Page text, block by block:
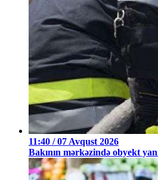
11:40 / 07 Avqust 2026
Bakının mərkəzində obyekt